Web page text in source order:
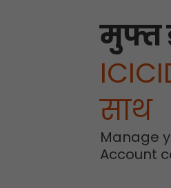
मुफ्त
साथ
Manage
Account